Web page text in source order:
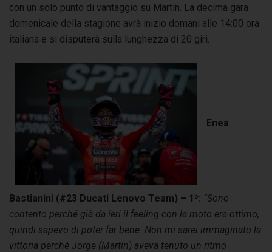
con un solo punto di vantaggio su Martín. La decima gara
domenicale della stagione avrà inizio domani alle 14:00 ora
italiana e si disputerà sulla lunghezza di 20 giri.
Enea
Bastianini (#23 Ducati Lenovo Team) – 1º: “Sono
contento perché già da ieri il feeling con la moto era ottimo,
quindi sapevo di poter far bene. Non mi sarei immaginato la
vittoria perché Jorge (Martín) aveva tenuto un ritmo